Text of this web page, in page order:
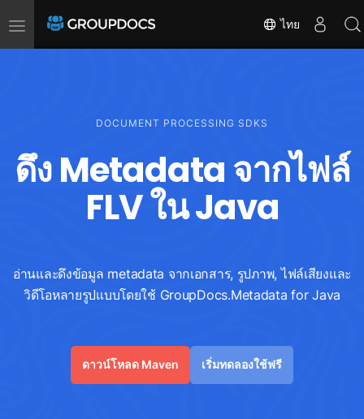
Toggle
navigation
ไทย
DOCUMENT PROCESSING SDKS
ดึง Metadata จากไฟล์
FLV ใน Java
อ่านและดึงข้อมูล metadata จากเอกสาร, รูปภาพ, ไฟล์เสียงและ
วิดีโอหลายรูปแบบโดยใช้ GroupDocs.Metadata for Java
ดาวน์โหลด Maven เริ่มทดลองใช้ฟรี